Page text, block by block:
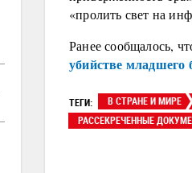
«пролить свет на
Ранее сообщалось,
убийстве младшего
ТЕГИ: В СТРАНЕ И МИРЕ
РАССЕКРЕЧЕННЫЕ